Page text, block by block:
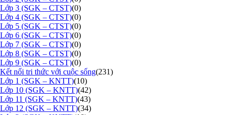
Lớp 3 (SGK – CTST)(0)
Lớp 4 (SGK – CTST)(0)
Lớp 5 (SGK – CTST)(0)
Lớp 6 (SGK – CTST)(0)
Lớp 7 (SGK – CTST)(0)
Lớp 8 (SGK – CTST)(0)
Lớp 9 (SGK – CTST)(0)
Kết nối tri thức với cuộc sống(231)
Lớp 1 (SGK – KNTT)(10)
Lớp 10 (SGK – KNTT)(42)
Lớp 11 (SGK – KNTT)(43)
Lớp 12 (SGK – KNTT)(34)